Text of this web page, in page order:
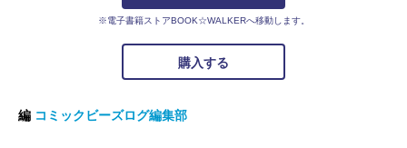
※電子書籍ストアBOOK☆WALKERへ移動します。
購入する
編 コミックビーズログ編集部